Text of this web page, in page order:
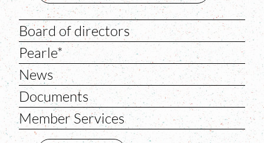
Board of directors
Pearle*
News
Documents
Member Services